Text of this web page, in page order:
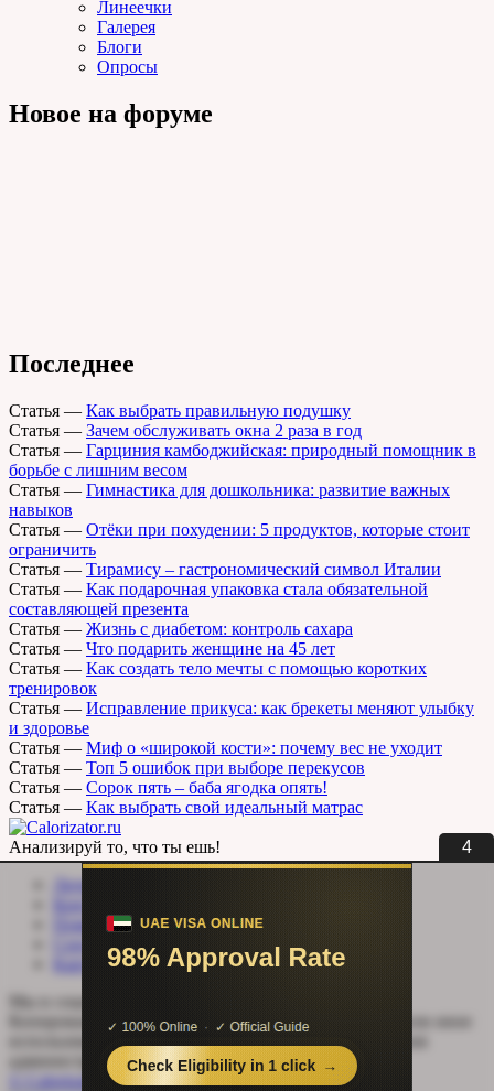
3
Линеечки
Галерея
Блоги
Опросы
Новое на форуме
Последнее
Статья — Как выбрать правильную подушку
Статья — Зачем обслуживать окна 2 раза в год
Статья — Гарциния камбоджийская: природный помощник в
борьбе с лишним весом
Статья — Гимнастика для дошкольника: развитие важных
навыков
Статья — Отёки при похудении: 5 продуктов, которые стоит
ограничить
Статья — Тирамису – гастрономический символ Италии
Статья — Как подарочная упаковка стала обязательной
составляющей презента
Статья — Жизнь с диабетом: контроль сахара
Статья — Что подарить женщине на 45 лет
Статья — Как создать тело мечты с помощью коротких
тренировок
Статья — Исправление прикуса: как брекеты меняют улыбку
и здоровье
Статья — Миф о «широкой кости»: почему вес не уходит
Статья — Топ 5 ошибок при выборе перекусов
Статья — Сорок пять – баба ягодка опять!
Статья — Как выбрать свой идеальный матрас
Анализируй то, что ты ешь!
Личный кабинет
Помощь сайту
Соцсети
Карта сайта
Мы в социальных сетях:
Копирование, перепечатка (целиком или частично) или иное
администрации сайта Calorizator.ru не допускается.
© Calorizator.ru 2008-2026